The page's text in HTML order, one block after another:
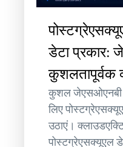
डेटा प्रकार:
कुशलतापूर्वक
कुशल जेएसओएनबी
लिए
उठाएं।
पोस्टग्रेएसक्यूएल